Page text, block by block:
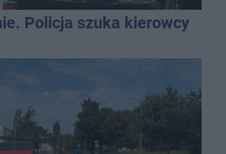
Policja szuka kierowcy